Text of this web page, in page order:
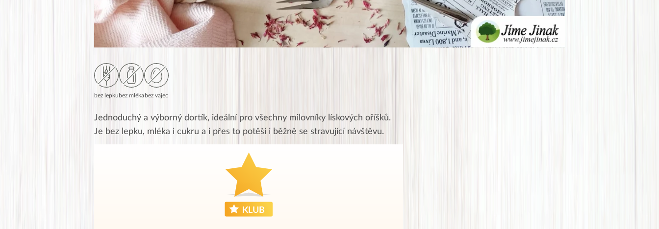
bez lepkubez mlékabez vajec
Jednoduchý a výborný dortík, ideální pro všechny milovníky lískových oříšků.
Je bez lepku, mléka i cukru a i přes to potěší i běžně se stravující návštěvu.